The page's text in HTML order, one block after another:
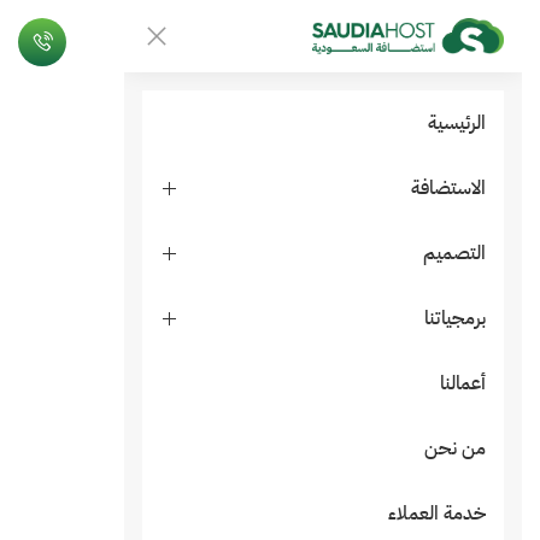
الرئيسية
الاستضافة
التصميم
برمجياتنا
أعمالنا
من نحن
خدمة العملاء